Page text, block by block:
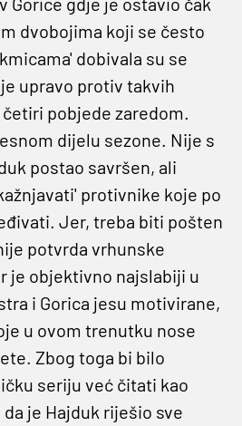
dvobojima koji se često
dobivala su se
upravo protiv takvih
pobjede zaredom.
dijelu sezone. Nije s
postao savršen, ali
protivnike koje po
Jer, treba biti pošten
potvrda vrhunske
je objektivno najslabiji u
i Gorica jesu motivirane,
u ovom trenutku nose
Zbog toga bi bilo
seriju već čitati kao
je Hajduk riješio sve